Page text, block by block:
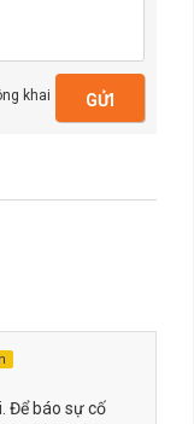
khai GỬI
Để báo sự cố